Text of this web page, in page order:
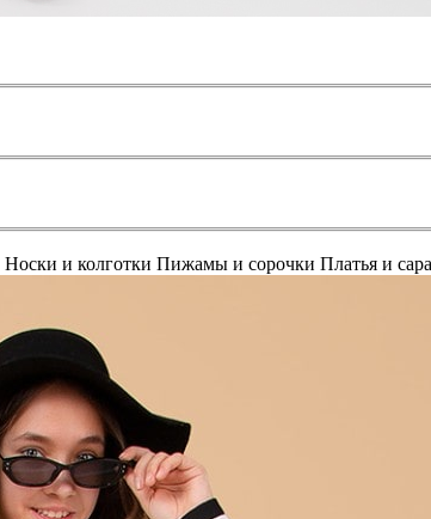
Носки и колготки Пижамы и сорочки Платья и